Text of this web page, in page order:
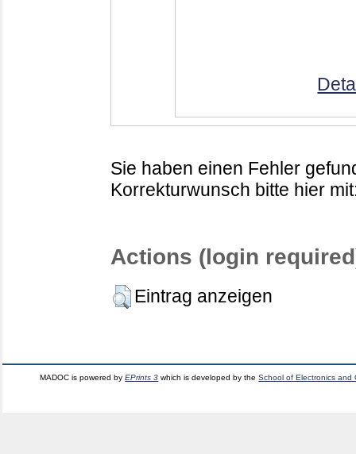
Sie haben einen Fehler
Korrekturwunsch bitte hier
Actions (login
Eintrag anzeigen
MADOC is powered byEPrints 3 which is developed by theSchool of Electronics and